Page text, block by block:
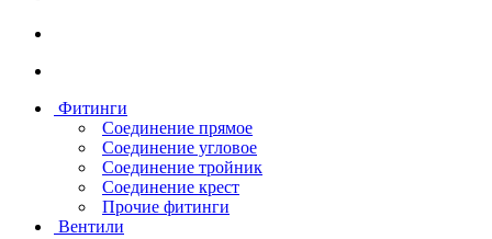
Фитинги
Соединение прямое
Соединение угловое
Соединение тройник
Соединение крест
Прочие фитинги
Вентили